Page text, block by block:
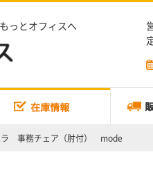
っとオフィスへ
ラ 事務チェア（肘付） mode